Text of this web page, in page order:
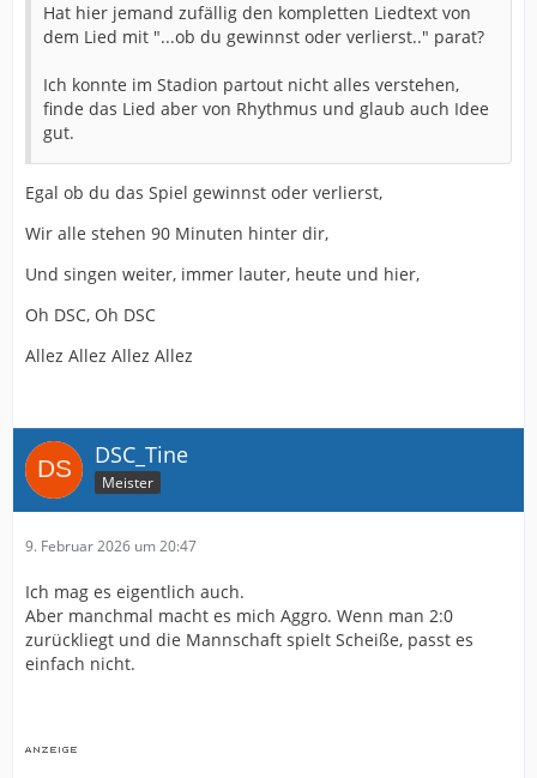
Hat hier jemand zufällig den kompletten Liedtext von
dem Lied mit "...ob du gewinnst oder verlierst.." parat?
Ich konnte im Stadion partout nicht alles verstehen,
finde das Lied aber von Rhythmus und glaub auch Idee
gut.
Egal ob du das Spiel gewinnst oder verlierst,
Wir alle stehen 90 Minuten hinter dir,
Und singen weiter, immer lauter, heute und hier,
Oh DSC, Oh DSC
Allez Allez Allez Allez
DSC_Tine
Meister
9. Februar 2026 um 20:47
Ich mag es eigentlich auch.
Aber manchmal macht es mich Aggro. Wenn man 2:0
zurückliegt und die Mannschaft spielt Scheiße, passt es
einfach nicht.